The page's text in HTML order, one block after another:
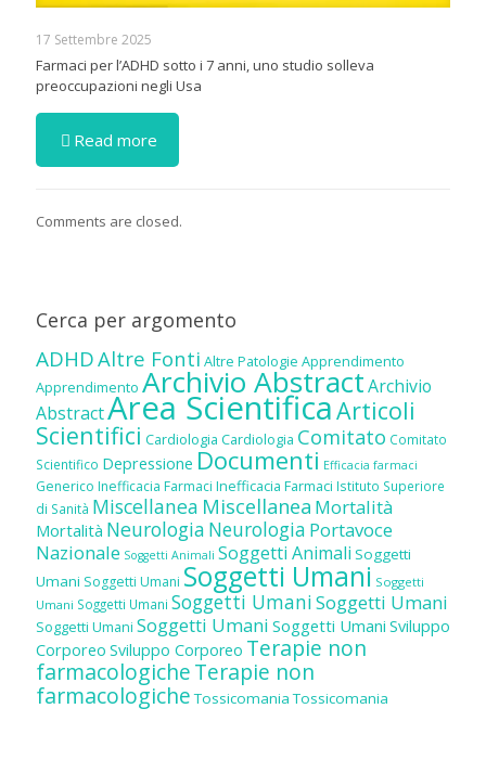
17 Settembre 2025
Farmaci per l’ADHD sotto i 7 anni, uno studio solleva
preoccupazioni negli Usa
Read more
Comments are closed.
Cerca per argomento
ADHDAltre Fonti Altre Patologie Apprendimento
Apprendimento Archivio AbstractArchivio
AbstractArea ScientificaArticoli
Scientifici Cardiologia Cardiologia Comitato Comitato
Scientifico Depressione Documenti Efficacia farmaci
Generico Inefficacia Farmaci Inefficacia Farmaci Istituto Superiore
di Sanità Miscellanea Miscellanea Mortalità
Mortalità Neurologia Neurologia Portavoce
Nazionale Soggetti Animali Soggetti Animali Soggetti
Umani Soggetti Umani Soggetti Umani Soggetti
Umani Soggetti Umani Soggetti UmaniSoggetti Umani
Soggetti Umani Soggetti Umani Soggetti Umani Sviluppo
Corporeo Sviluppo Corporeo Terapie non
farmacologicheTerapie non
farmacologiche Tossicomania Tossicomania